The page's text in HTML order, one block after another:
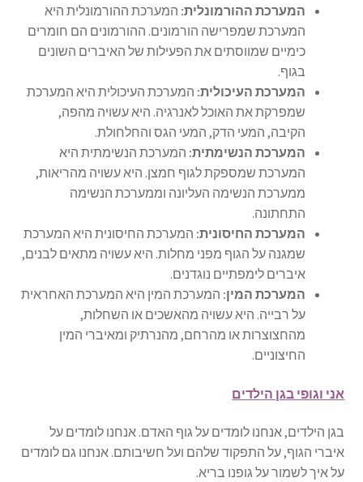
המערכת ההורמונלית: המערכת ההורמונלית היא
המערכת שמפרישה הורמונים. ההורמונים הם חומרים
כימיים שמווסתים את הפעילות של האיברים השונים
בגוף.
המערכת העיכולית: המערכת העיכולית היא המערכת
שמפרקת את האוכל לאנרגיה. היא עשויה מהפה,
הקיבה, המעי הדק, המעי הגס והחלחולת.
המערכת הנשימתית: המערכת הנשימתית היא
המערכת שמספקת לגוף חמצן. היא עשויה מהריאות,
ממערכת הנשימה העליונה וממערכת הנשימה
התחתונה.
המערכת החיסונית: המערכת החיסונית היא המערכת
שמגנה על הגוף מפני מחלות. היא עשויה מתאים לבנים,
איברים לימפתיים נוגדנים.
המערכת המין: המערכת המין היא המערכת האחראית
על רבייה. היא עשויה מהאשכים או השחלות,
מהחצוצרות או מהרחם, מהנרתיק ומאיברי המין
החיצוניים.
אני וגופי בגן הילדים
בגן הילדים, אנחנו לומדים על גוף האדם. אנחנו לומדים על
איברי הגוף, על התפקוד שלהם ועל חשיבותם. אנחנו גם לומדים
על איך לשמור על גופנו בריא.